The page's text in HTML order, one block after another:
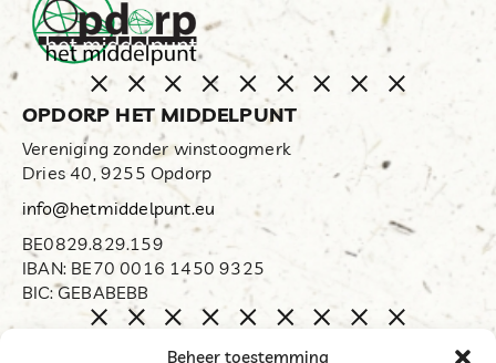
Beheer toestemming
OPDORP HET MIDDELPUNT
Vereniging zonder winstoogmerk
Dries 40, 9255 Opdorp
info@hetmiddelpunt.eu
BE0829.829.159
IBAN: BE70 0016 1450 9325
BIC: GEBABEBB